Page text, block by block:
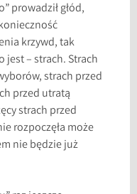
prowadził głód,
krzywd, tak
jest – strach. Strach
strach przed
przed utratą
strach przed
rozpoczęła może
nie będzie już